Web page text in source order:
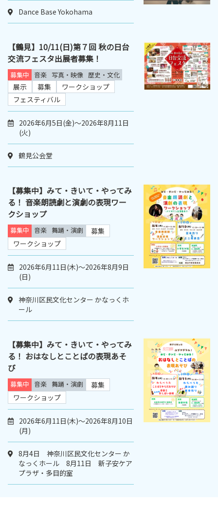
Dance Base Yokohama
【鶴見】10/11(日)第７回 秋の日台
交流フェスタ出展者募集！
募集中 音楽 写真・映像 歴史・文化
展示 募集
ワークショップ
フェスティバル
2026年6月5日(金)～2026年8月11日
(火)
鶴見公会堂
【募集中】みて・きいて・やってみ
る！ 音楽朗読劇と演劇の表現ワー
クショップ
募集中 音楽 舞踊・演劇
募集
ワークショップ
2026年6月11日(木)～2026年8月9日
(日)
神奈川区民文化センター かなっくホ
ール
【募集中】みて・きいて・やってみ
る！ おはなしとことばの表現あそ
び
募集中 音楽 舞踊・演劇
募集
ワークショップ
2026年6月11日(木)～2026年8月10日
(月)
8月4日 神奈川区民文化センター か
なっくホール 8月11日 新子安ケア
プラザ・多目的室